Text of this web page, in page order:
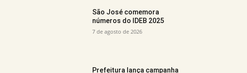
São José comemora
números do IDEB 2025
7 de agosto de 2026
Prefeitura lança campanha